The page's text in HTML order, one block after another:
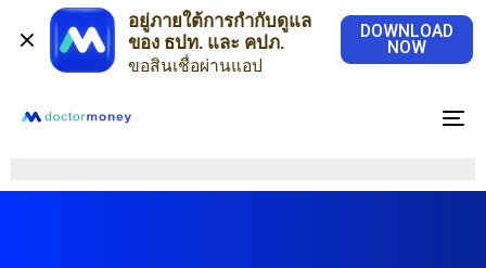
อยู่ภายใต้การกำกับดูแล
ของ ธปท. และ คปภ.
ขอสินเชื่อผ่านแอป
DOWNLOAD
NOW